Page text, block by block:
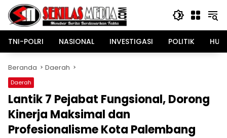
Langsung
konten
TNI-POLRI
NASIONAL INVESTIGASI POLITIK
Beranda Daerah
Daerah
Lantik 7 Pejabat Fungsional, Dorong
Kinerja Maksimal dan
Profesionalisme Kota Palembang